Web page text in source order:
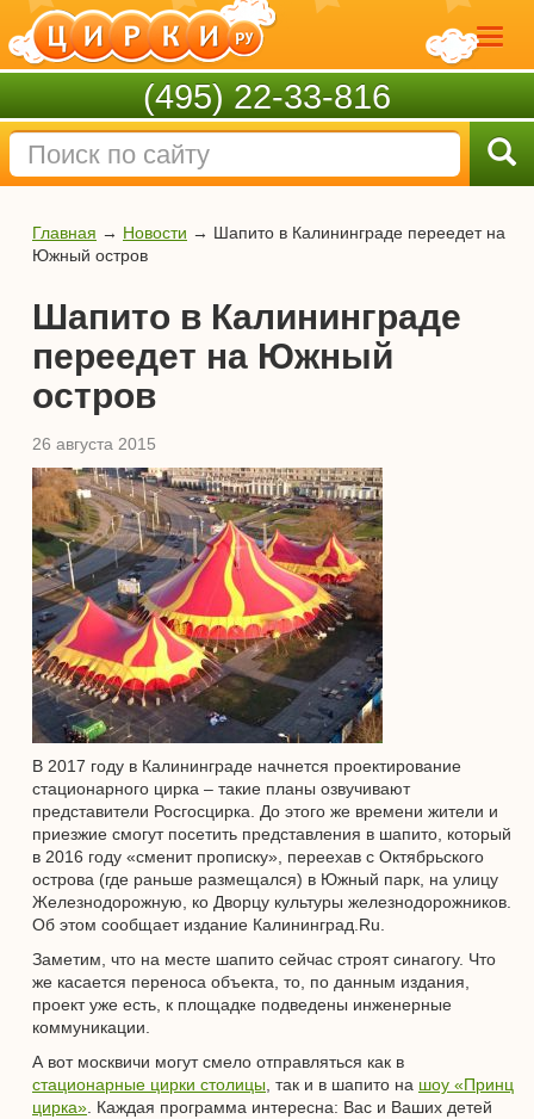
(495) 22-33-816
Главная → Новости → Шапито в Калининграде переедет на
Южный остров
Шапито в Калининграде
переедет на Южный
остров
26 августа 2015
В 2017 году в Калининграде начнется проектирование
стационарного цирка – такие планы озвучивают
представители Росгосцирка. До этого же времени жители и
приезжие смогут посетить представления в шапито, который
в 2016 году «сменит прописку», переехав с Октябрьского
острова (где раньше размещался) в Южный парк, на улицу
Железнодорожную, ко Дворцу культуры железнодорожников.
Об этом сообщает издание Калининград.Ru.
Заметим, что на месте шапито сейчас строят синагогу. Что
же касается переноса объекта, то, по данным издания,
проект уже есть, к площадке подведены инженерные
коммуникации.
А вот москвичи могут смело отправляться как в
стационарные цирки столицы , так и в шапито на шоу «Принц
цирка» . Каждая программа интересна: Вас и Ваших детей